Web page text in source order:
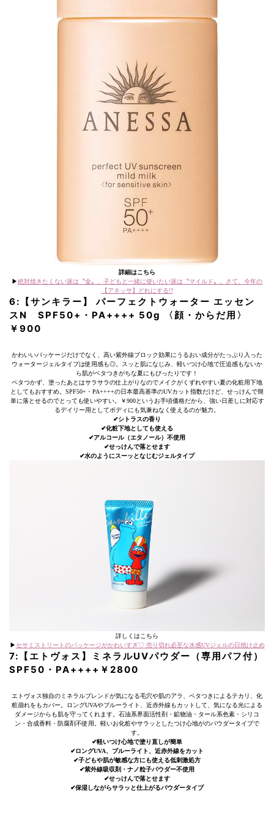
詳細はこちら
▶︎絶対焼きたくない派は〝金〟、子どもと一緒に使いたい派は〝マイルド〟。さて、今年の
【アネッサ】どれにする!?
6:【サンキラー】 パーフェクトウォーター エッセン
スN SPF50+・PA++++ 50g 〈顔・からだ用〉
￥900
かわいいパッケージだけでなく、高い紫外線ブロック効果にうるおい成分がたっぷり入った
ウォータージェルタイプは使用感も◎。スッと肌になじみ、軽いつけ心地で圧迫感もないか
ら肌がベタつきがちな夏にもぴったりです！
ベタつかず、塗ったあとはサラサラの仕上がりなのでメイクがくずれやすい夏の化粧用下地
としてもおすすめ。SPF50+・PA++++の日本最高基準のUVカット指数だけど、せっけんで簡
単に落とせるのでとっても使いやすい。￥900というお手頃価格だから、強い日差しに対応す
るデイリー用としてボディにも気兼ねなく使えるのが魅力。
✔︎シトラスの香り
✔︎化粧下地としても使える
✔︎アルコール（エタノール）不使用
✔︎せっけんで落とせます
✔︎水のようにスーッとなじむジェルタイプ
詳しくはこちら
▶︎セサミストリートのパッケージがかわいすぎ♡ 売り切れ必至な水感UVジェルの日焼け止め
7:【エトヴォス】ミネラルUVパウダー（専用パフ付）
SPF50・PA++++￥2800
エトヴォス独自のミネラルブレンドが気になる毛穴や肌のアラ、ベタつきによるテカリ、化
粧崩れをもカバー。ロングUVAやブルーライト、近赤外線もカットして、気になる光による
ダメージからも肌を守ってくれます。石油系界面活性剤・鉱物油・タール系色素・シリコ
ン・合成香料・防腐剤不使用。軽いお化粧やサラッとしたつけ心地がのパウダータイプで
す。
✔︎軽いつけ心地で塗り直しが簡単
✔︎ロングUVA、ブルーライト、近赤外線をカット
✔︎子どもや肌が敏感な方にも使える低刺激処方
✔︎紫外線吸収剤・ナノ粒子パウダー不使用
✔︎せっけんで落とせます
✔︎保湿しながらサラッと仕上がるパウダータイプ